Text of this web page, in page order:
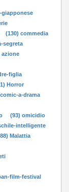
giapponese
(130) commedia
segreta
azione
figlia
Horror
a-drama
(93) omicidio
intelligente
Malattia
film-festival